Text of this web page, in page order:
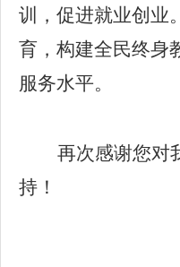
训，促进就业创业
育，构建全民终身
服务水平。
再次感谢您对
持！